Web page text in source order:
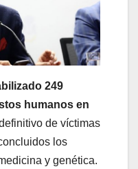
249
humanos en
de víctimas
los
y genética.